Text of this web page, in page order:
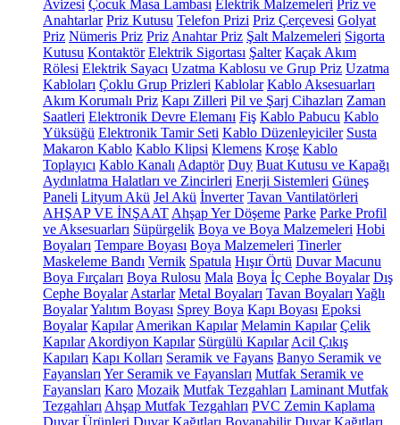
Avizesi Çocuk Masa Lambası Elektrik Malzemeleri Priz ve
Anahtarlar Priz Kutusu Telefon Prizi Priz Çerçevesi Golyat
Priz Nümeris Priz Priz Anahtar Priz Şalt Malzemeleri Sigorta
Kutusu Kontaktör Elektrik Sigortası Şalter Kaçak Akım
Rölesi Elektrik Sayacı Uzatma Kablosu ve Grup Priz Uzatma
Kabloları Çoklu Grup Prizleri Kablolar Kablo Aksesuarları
Akım Korumalı Priz Kapı Zilleri Pil ve Şarj Cihazları Zaman
Saatleri Elektronik Devre Elemanı Fiş Kablo Pabucu Kablo
Yüksüğü Elektronik Tamir Seti Kablo Düzenleyiciler Susta
Makaron Kablo Kablo Klipsi Klemens Kroşe Kablo
Toplayıcı Kablo Kanalı Adaptör Duy Buat Kutusu ve Kapağı
Aydınlatma Halatları ve Zincirleri Enerji Sistemleri Güneş
Paneli Lityum Akü Jel Akü İnverter Tavan Vantilatörleri
AHŞAP VE İNŞAAT Ahşap Yer Döşeme Parke Parke Profil
ve Aksesuarları Süpürgelik Boya ve Boya Malzemeleri Hobi
Boyaları Tempare Boyası Boya Malzemeleri Tinerler
Maskeleme Bandı Vernik Spatula Hışır Örtü Duvar Macunu
Boya Fırçaları Boya Rulosu Mala Boya İç Cephe Boyalar Dış
Cephe Boyalar Astarlar Metal Boyaları Tavan Boyaları Yağlı
BoyalarYalıtım Boyası Sprey Boya Kapı Boyası Epoksi
Boyalar Kapılar Amerikan Kapılar Melamin Kapılar Çelik
Kapılar Akordiyon Kapılar Sürgülü Kapılar Acil Çıkış
Kapıları Kapı Kolları Seramik ve Fayans Banyo Seramik ve
Fayansları Yer Seramik ve Fayansları Mutfak Seramik ve
Fayansları Karo Mozaik Mutfak Tezgahları Laminant Mutfak
Tezgahları Ahşap Mutfak Tezgahları PVC Zemin Kaplama
Duvar Ürünleri Duvar Kağıtları Boyanabilir Duvar Kağıtları